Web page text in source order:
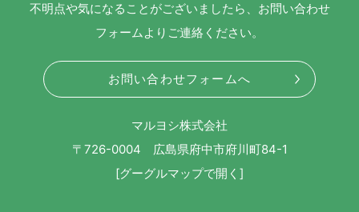
不明点や気になることがございましたら、お問い合わせ
フォームよりご連絡ください。
お問い合わせフォームへ
マルヨシ株式会社
〒726-0004 広島県府中市府川町84-1
[グーグルマップで開く]